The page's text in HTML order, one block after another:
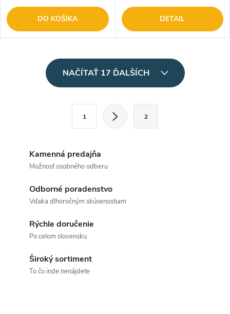
DO KOŠÍKA DETAIL
NAČÍTAŤ 17 ĎALŠÍCH
1 2
Kamenná predajňa
Možnosť osobného odberu
Odborné poradenstvo
Vďaka dlhoročným skúsenostiam
Rýchle doručenie
Po celom slovensku
Široký sortiment
To čo inde nenájdete